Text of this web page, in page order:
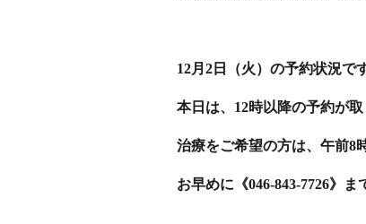
12月2日（火）の予約状況で
本日は、12時以降の予約が
治療をご希望の方は、午前8
お早めに《046-843-7726》ま